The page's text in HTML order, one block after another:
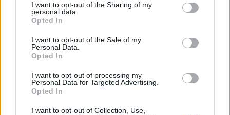
I want to opt-out of the Sharing of my
personal data.
Opted In
I want to opt-out of the Sale of my
Personal Data.
Opted In
I want to opt-out of processing my
Personal Data for Targeted Advertising.
Opted In
I want to opt-out of Collection, Use,
El 26 de enero también se celebra